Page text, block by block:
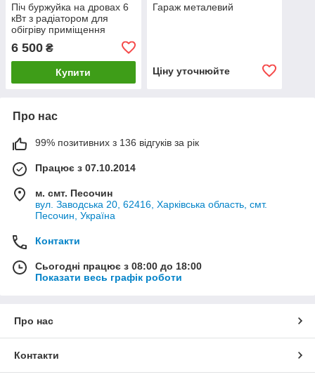
Піч буржуйка на дровах 6
кВт з радіатором для
обігріву приміщення
6 500 ₴
Купити
Гараж металевий
Ціну уточнюйте
Про нас
99% позитивних з 136 відгуків за рік
Працює з 07.10.2014
м. смт. Песочин
вул. Заводська 20, 62416, Харківська область, смт.
Песочин, Україна
Контакти
Сьогодні працює з 08:00 до 18:00
Показати весь графік роботи
Про нас
Контакти